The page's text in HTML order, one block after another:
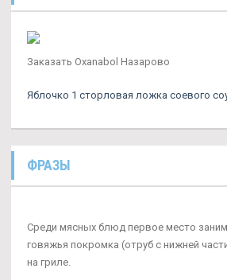
Заказать Oxanabol Назарово
Яблочко 1 сторловая ложка соевого
ФРАЗЫ
Среди мясных блюд первое место
говяжья покромка (отруб с нижней
на гриле.